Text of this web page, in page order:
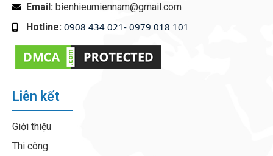
Email: bienhieumiennam@gmail.com
Hotline: 0908 434 021- 0979 018 101
Liên kết
Giới thiệu
Thi công